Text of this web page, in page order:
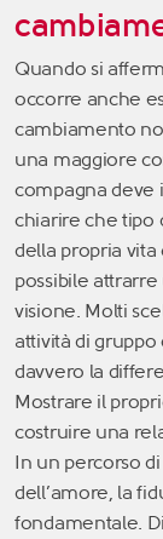
Quando si
occorre anche
cambiamento
una maggiore
compagna deve
chiarire che tipo
della propria vita
possibile
visione. Molti
attività di
davvero la
Mostrare il
costruire una
In un percorso
dell’amore, la
fondamentale.